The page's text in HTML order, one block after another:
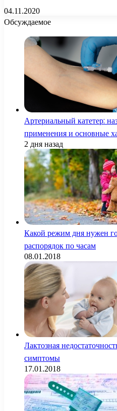
04.11.2020
Обсуждаемое
Артериальный катетер:
применения и основные
2 дня назад
Какой режим дня нужен
распорядок по часам
08.01.2018
Лактозная
симптомы
17.01.2018